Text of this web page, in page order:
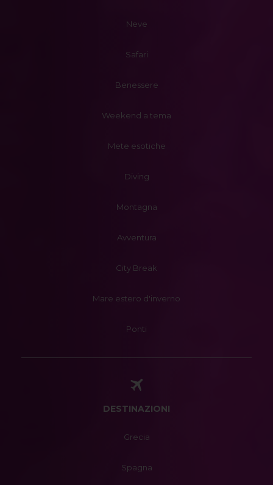
Neve
Safari
Benessere
Weekend a tema
Mete esotiche
Diving
Montagna
Avventura
City Break
Mare estero d'inverno
Ponti
DESTINAZIONI
Grecia
Spagna